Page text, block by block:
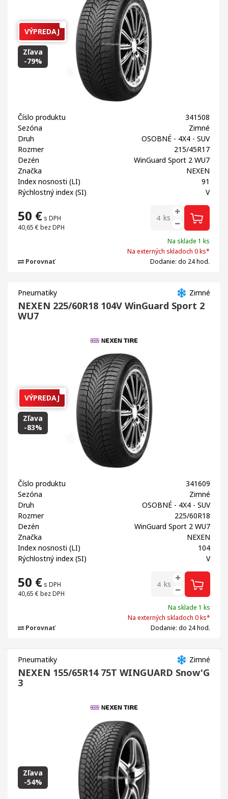
VÝPREDAJ
Zľava
-79%
Číslo produktu
341508
Sezóna
Zimné
Druh
OSOBNÉ - 4X4 - SUV
Rozmer
215/45R17
Dezén
WinGuard Sport 2 WU7
Značka
NEXEN
Index nosnosti (LI)
91
Rýchlostný index (SI)
V
50 € s DPH
40,65 € bez DPH
ks
Na sklade 1 ks
Na externých skladoch 0 ks*
Dodanie: do 24 hod.
Porovnať
Zimné
Pneumatiky
NEXEN 225/60R18 104V WinGuard Sport 2
WU7
VÝPREDAJ
Zľava
-83%
Číslo produktu
341609
Sezóna
Zimné
Druh
OSOBNÉ - 4X4 - SUV
Rozmer
225/60R18
Dezén
WinGuard Sport 2 WU7
Značka
NEXEN
Index nosnosti (LI)
104
Rýchlostný index (SI)
V
50 € s DPH
40,65 € bez DPH
ks
Na sklade 1 ks
Na externých skladoch 0 ks*
Dodanie: do 24 hod.
Porovnať
Zimné
Pneumatiky
NEXEN 155/65R14 75T WINGUARD Snow'G
3
Zľava
-54%